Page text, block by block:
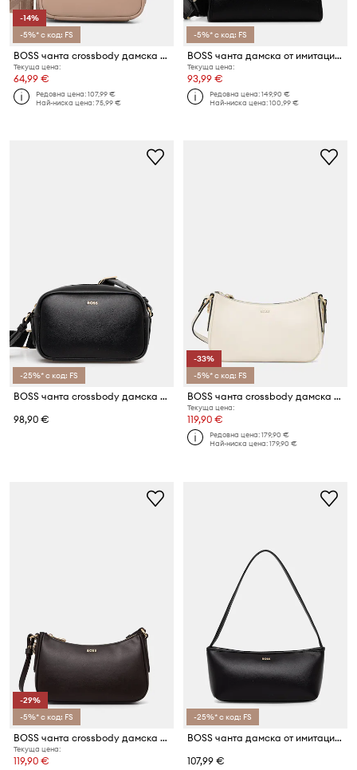
-14%
-5%* с код: FS
BOSS чанта crossbody дамска Sandy Crossbody
Текуща цена:
64,99 €
Редовна цена:107,99 €
Най-ниска цена:75,99 €
-5%* с код: FS
BOSS чанта дамска от имитация на кожа Sandy SM Tote
Текуща цена:
93,99 €
Редовна цена:149,90 €
Най-ниска цена:100,99 €
-25%* с код: FS
BOSS чанта crossbody дамска Sandy Crossbody
98,90 €
-33%
-5%* с код: FS
BOSS чанта crossbody дамска от кожа NUMAH Minibag
Текуща цена:
119,90 €
Редовна цена:179,90 €
Най-ниска цена:179,90 €
-29%
-5%* с код: FS
BOSS чанта crossbody дамска от кожа NUMAH Minibag
Текуща цена:
119,90 €
-25%* с код: FS
BOSS чанта дамска от имитация на кожа Sandy EW Sh Bag
107,99 €